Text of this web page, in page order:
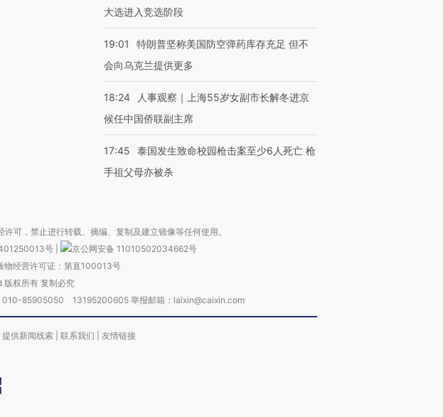
大选进入竞选阶段
19:01
特朗普坚称美国防空弹药库存充足 但不
会向乌克兰提供更多
18:24
人事观察｜上海55岁女副市长解冬进京
候任中国侨联副主席
17:45
泰国发生致命校园枪击案至少6人死亡 枪
手祖父母亦被杀
可，禁止进行转载、摘编、复制及建立镜像等任何使用。
号
京公网安备 11010502034662号
物经营许可证：第直100013号
权所有 复制必究
010-85905050 13195200605 举报邮箱：laixin@caixin.com
提供新闻线索 联系我们 友情链接